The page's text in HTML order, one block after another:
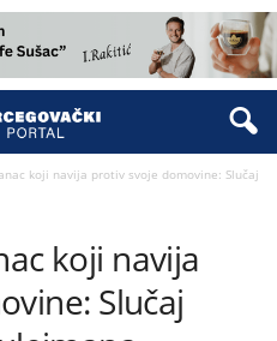
koji navija protiv svoje domovine: Slučaj
koji navija
Slučaj